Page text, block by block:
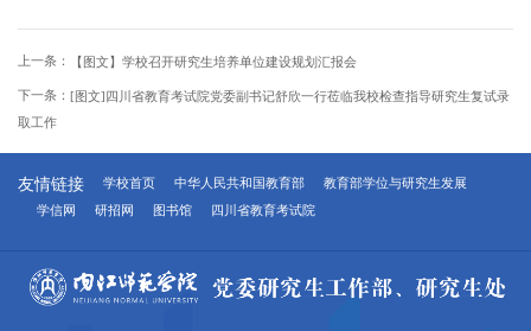
上一条： 【图文】学校召开研究生培养单位建设规划汇报会
下一条： [图文]四川省教育考试院党委副书记舒欣一行莅临我校检查指导研究生复试录
取工作
友情链接 学校首页 中华人民共和国教育部
教育部学位与研究生发展
学信网
研招网 图书馆 四川省教育考试院